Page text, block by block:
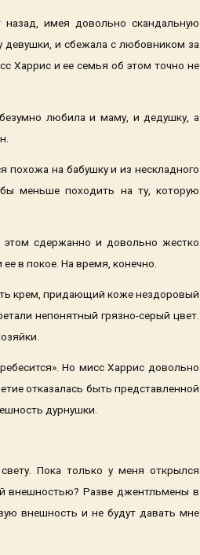
имея довольно скандальную
и сбежала с любовником за
Харрис и ее семья об этом точно не
любила и маму, и дедушку, а
похожа на бабушку и из нескладного
меньше походить на ту, которую
этом сдержанно и довольно жестко
в покое. На время, конечно.
крем, придающий коже нездоровый
непонятный грязно-серый цвет.
Но мисс Харрис довольно
отказалась быть представленной
дурнушки.
Пока только у меня открылся
внешностью? Разве джентльмены в
внешность и не будут давать мне